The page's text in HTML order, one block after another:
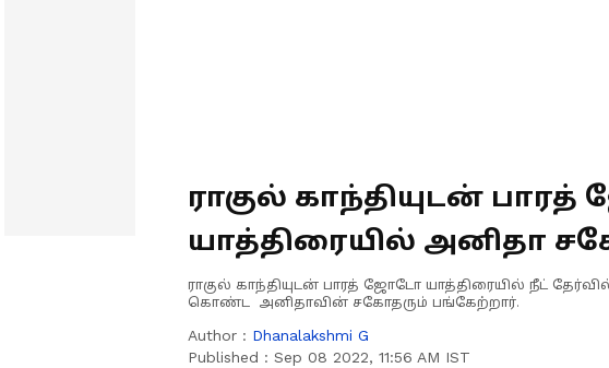
ராகுல் காந்தியுடன்
யாத்திரையில் அனிதா
ராகுல் காந்தியுடன் பாரத் ஜோடோ யாத்திரையில் நீட்
கொண்ட அனிதாவின் சகோதரும் பங்கேற்றார்.
Author : Dhanalakshmi G
Published : Sep 08 2022, 11:56 AM IST